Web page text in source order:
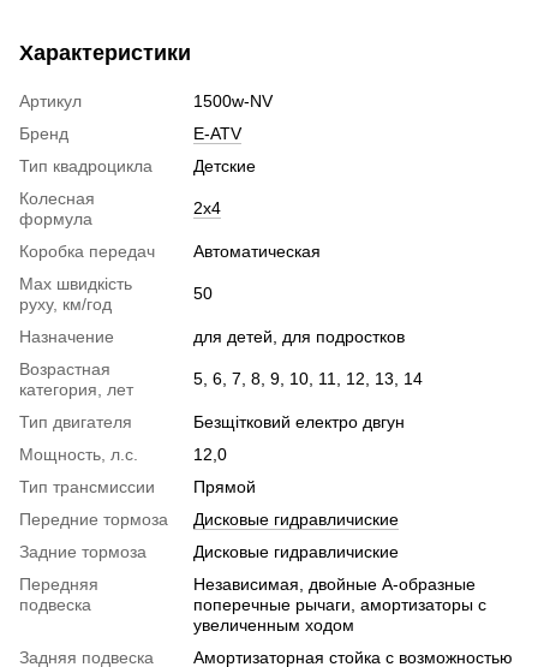
Характеристики
Артикул
1500w-NV
Бренд
E-ATV
Тип квадроцикла
Детские
Колесная
формула
2x4
Коробка передач
Автоматическая
Max швидкість
руху, км/год
50
Назначение
для детей, для подростков
Возрастная
категория, лет
5, 6, 7, 8, 9, 10, 11, 12, 13, 14
Тип двигателя
Безщітковий електро двгун
Мощность, л.с.
12,0
Тип трансмиссии
Прямой
Передние тормоза
Дисковые гидравличиские
Задние тормоза
Дисковые гидравличиские
Передняя
подвеска
Независимая, двойные A-образные
поперечные рычаги, амортизаторы с
увеличенным ходом
Задняя подвеска
Амортизаторная стойка с возможностью